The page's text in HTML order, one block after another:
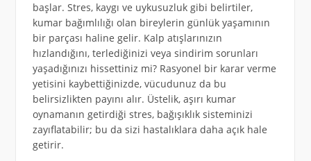
başlar. Stres, kaygı ve uykusuzluk gibi belirtiler,
kumar bağımlılığı olan bireylerin günlük yaşamının
bir parçası haline gelir. Kalp atışlarınızın
hızlandığını, terlediğinizi veya sindirim sorunları
yaşadığınızı hissettiniz mi? Rasyonel bir karar verme
yetisini kaybettiğinizde, vücudunuz da bu
belirsizlikten payını alır. Üstelik, aşırı kumar
oynamanın getirdiği stres, bağışıklık sisteminizi
zayıflatabilir; bu da sizi hastalıklara daha açık hale
getirir.